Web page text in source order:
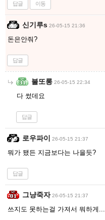
답글 이동
신기루s 26-05-15 21:36
돈은안줘?
답글
불또롱 26-05-15 22:34
다 썼데요
답글
로우파이 26-05-15 21:37
뭐가 됐든 지금보다는 나을듯?
답글
그냥죽자 26-05-15 21:37
쓰지도 못하는걸 가져서 뭐하게...